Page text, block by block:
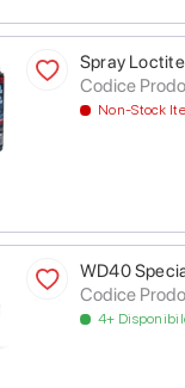
Spray
Codice
Non-Stock
WD40
Codice
4+